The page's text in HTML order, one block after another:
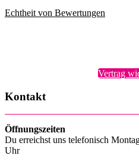
Echtheit von Bewertungen
Vertrag
Kontakt
Öffnungszeiten
Du erreichst uns telefonisch
Uhr